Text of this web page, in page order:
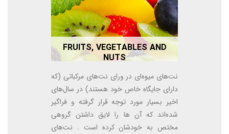
FRUITS, VEGETABLES AND
NUTS
نت‌های میوه‌ای در ورای نت‌های مرکباتی (که
دارای جایگاه خاص خود هستند) در سال‌های
اخیر بسیار مورد توجه قرار گرفته و فراگیر
شده‌اند که آن ها را لایق داشتن گروهی
مختص به خودشان کرده است . نت‌های